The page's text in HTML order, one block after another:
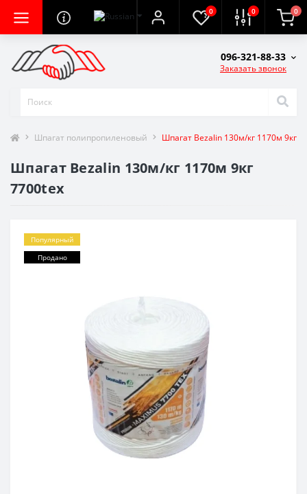
0 0 0
096-321-88-33
Заказать звонок
Шпагат полипропиленовый Шпагат Bezalin 130м/кг 1170м 9кг
Шпагат Bezalin 130м/кг 1170м 9кг
7700tex
Популярный
Продано